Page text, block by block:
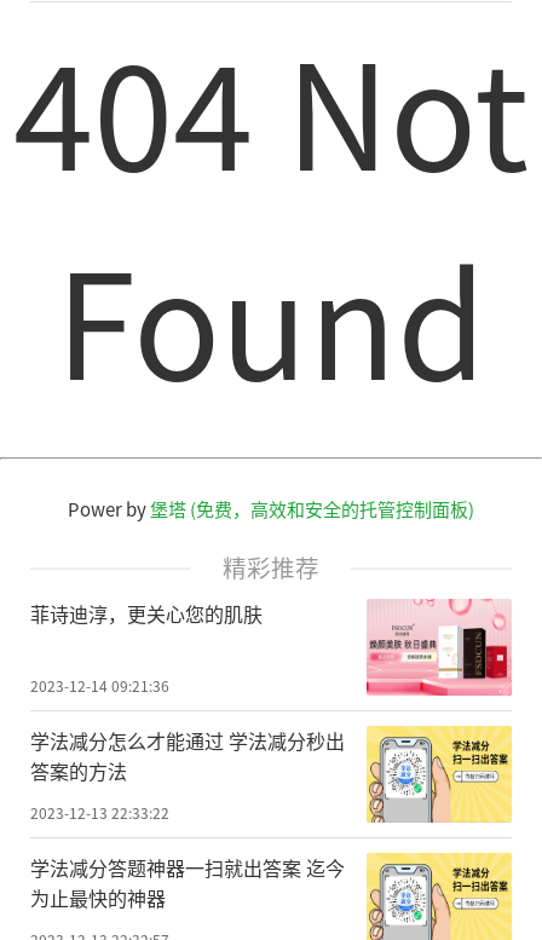
404 Not
Found
Power by堡塔 (免费，高效和安全的托管控制面板)
精彩推荐
菲诗迪淳，更关心您的肌肤
2023-12-14 09:21:36
学法减分怎么才能通过 学法减分秒出
答案的方法
2023-12-13 22:33:22
学法减分答题神器一扫就出答案 迄今
为止最快的神器